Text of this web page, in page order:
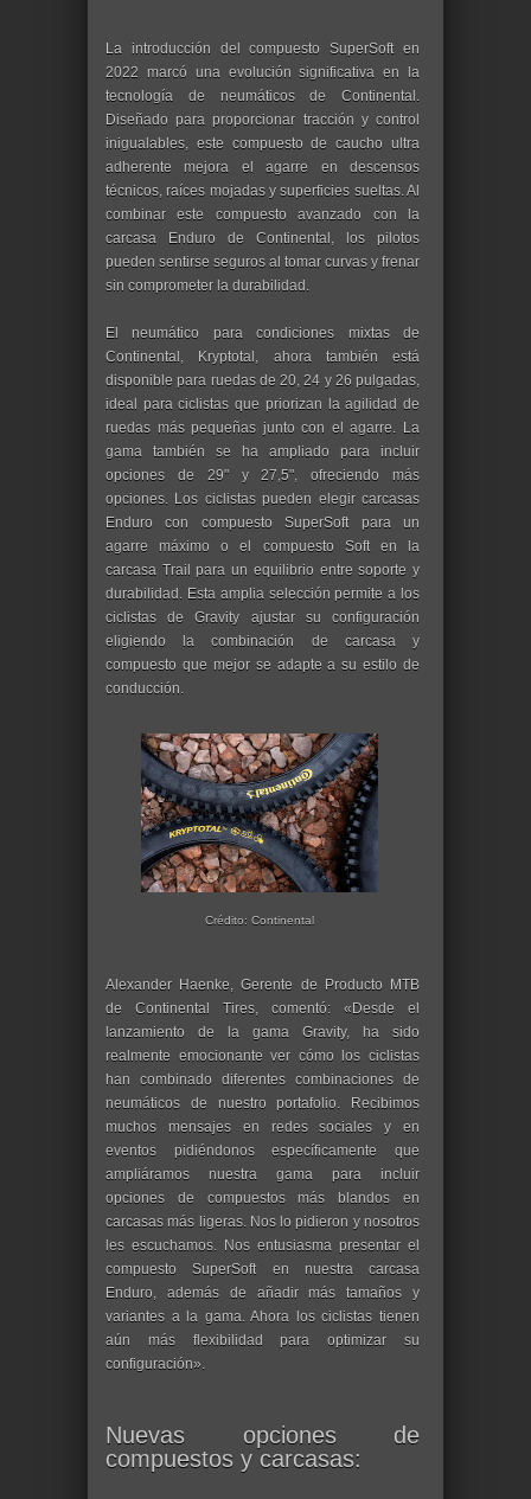
La introducción del compuesto SuperSoft en
2022 marcó una evolución significativa en la
tecnología de neumáticos de Continental.
Diseñado para proporcionar tracción y control
inigualables, este compuesto de caucho ultra
adherente mejora el agarre en descensos
técnicos, raíces mojadas y superficies sueltas. Al
combinar este compuesto avanzado con la
carcasa Enduro de Continental, los pilotos
pueden sentirse seguros al tomar curvas y frenar
sin comprometer la durabilidad.
El neumático para condiciones mixtas de
Continental, Kryptotal, ahora también está
disponible para ruedas de 20, 24 y 26 pulgadas,
ideal para ciclistas que priorizan la agilidad de
ruedas más pequeñas junto con el agarre. La
gama también se ha ampliado para incluir
opciones de 29" y 27,5", ofreciendo más
opciones. Los ciclistas pueden elegir carcasas
Enduro con compuesto SuperSoft para un
agarre máximo o el compuesto Soft en la
carcasa Trail para un equilibrio entre soporte y
durabilidad. Esta amplia selección permite a los
ciclistas de Gravity ajustar su configuración
eligiendo la combinación de carcasa y
compuesto que mejor se adapte a su estilo de
conducción.
Crédito: Continental
Alexander Haenke, Gerente de Producto MTB
de Continental Tires, comentó: «Desde el
lanzamiento de la gama Gravity, ha sido
realmente emocionante ver cómo los ciclistas
han combinado diferentes combinaciones de
neumáticos de nuestro portafolio. Recibimos
muchos mensajes en redes sociales y en
eventos pidiéndonos específicamente que
ampliáramos nuestra gama para incluir
opciones de compuestos más blandos en
carcasas más ligeras. Nos lo pidieron y nosotros
les escuchamos. Nos entusiasma presentar el
compuesto SuperSoft en nuestra carcasa
Enduro, además de añadir más tamaños y
variantes a la gama. Ahora los ciclistas tienen
aún más flexibilidad para optimizar su
configuración».
Nuevas opciones de
compuestos y carcasas: